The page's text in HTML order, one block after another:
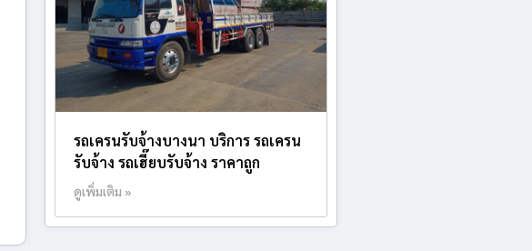
รถเครนรับจ้างบางนา บริการ รถเครน
รับจ้าง รถเฮี๊ยบรับจ้าง ราคาถูก
ดูเพิ่มเติม »